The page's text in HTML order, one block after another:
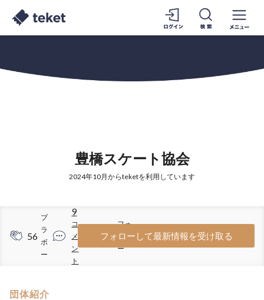
豊橋スケート協会
2024年10月からteketを利用しています
56
ブ
ラ
ボ
ー
9
コ
メ
ン
ト
64
フォ
ロワ
ー
フォローして最新情報を受け取る
団体紹介